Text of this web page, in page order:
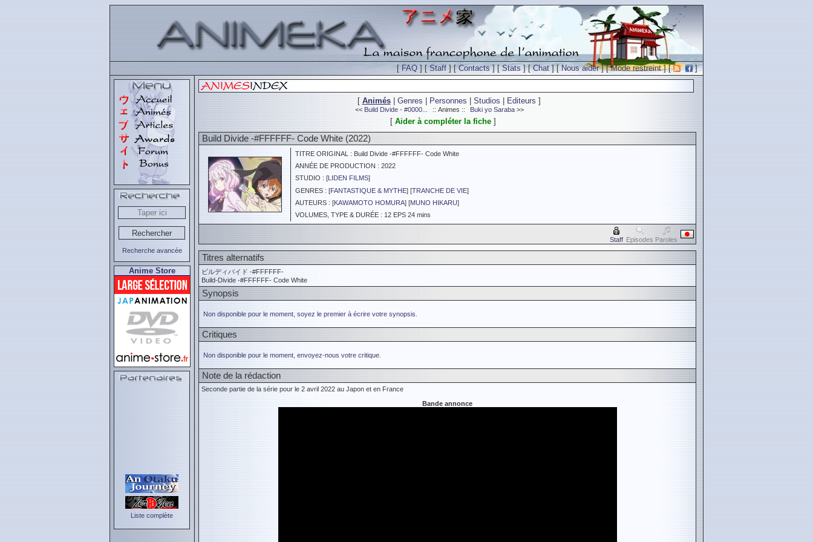
[FAQ ] [Staff ] [Contacts] [Stats] [Chat] [Nous aider] [Mode restreint] [ ]
Recherche avancée
Anime Store
Liste complète
[ Animés| Genres Personnes Studios Editeurs ]
<< Build Divide - #0000... :: Animes :: Buki yo Saraba >>
[ Aider à compléter la fiche]
Build Divide -#FFFFFF- Code White (2022)
TITRE ORIGINAL : Build Divide -#FFFFFF- Code White
ANNÉE DE PRODUCTION : 2022
STUDIO : [LIDEN FILMS]
GENRES : [FANTASTIQUE & MYTHE] [TRANCHE DE VIE]
AUTEURS : [KAWAMOTO HOMURA] [MUNO HIKARU]
VOLUMES, TYPE & DURÉE : 12 EPS 24 mins
Staff Episodes Paroles
Titres alternatifs
ビルディバイド -#FFFFFF-
Build-Divide -#FFFFFF- Code White
Synopsis
Non disponible pour le moment, soyez le premier à écrire votre synopsis.
Critiques
Non disponible pour le moment, envoyez-nous votre critique.
Note de la rédaction
Seconde partie de la série pour le 2 avril 2022 au Japon et en France
Bande annonce